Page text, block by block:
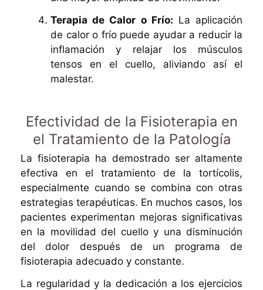
Terapia de Calor o Frío: La aplicación
de calor o frío puede ayudar a reducir la
inflamación y relajar los músculos
tensos en el cuello, aliviando así el
malestar.
Efectividad de la Fisioterapia en
el Tratamiento de la Patología
La fisioterapia ha demostrado ser altamente
efectiva en el tratamiento de la tortícolis,
especialmente cuando se combina con otras
estrategias terapéuticas. En muchos casos, los
pacientes experimentan mejoras significativas
en la movilidad del cuello y una disminución
del dolor después de un programa de
fisioterapia adecuado y constante.
La regularidad y la dedicación a los ejercicios